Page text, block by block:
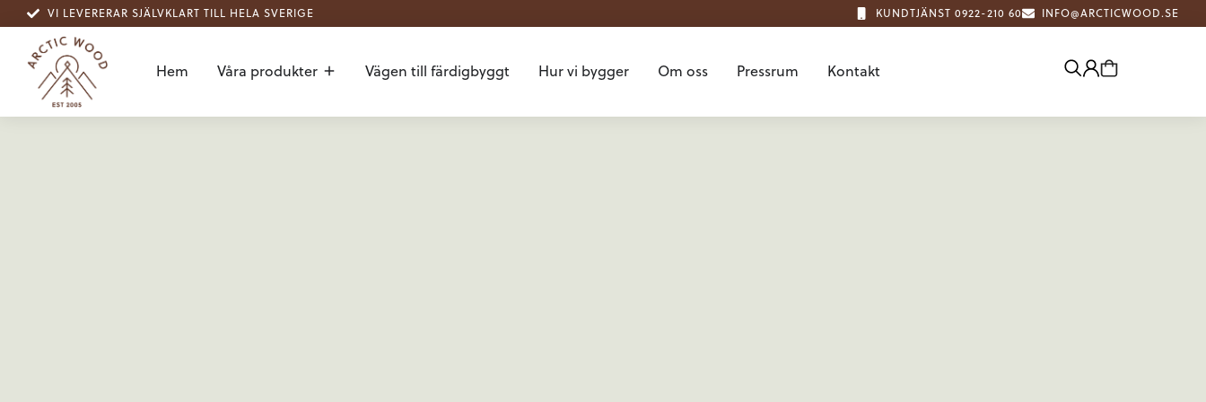
VI LEVERERAR SJÄLVKLART TILL HELA SVERIGE KUNDTJÄNST 0922-210 60 INFO@ARCTICWOOD.SE
Hem Våra produkter Vägen till färdigbyggt Hur vi bygger Om oss Pressrum Kontakt